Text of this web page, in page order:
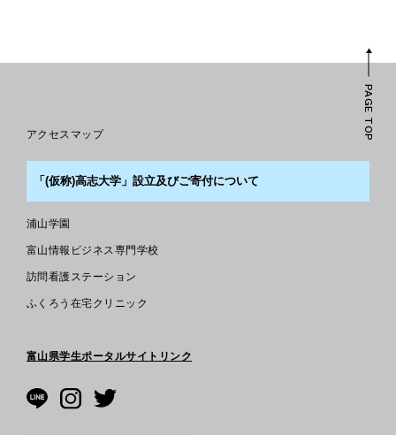
アクセスマップ
「(仮称)高志大学」設立及びご寄付について
浦山学園
富山情報ビジネス専門学校
訪問看護ステーション
ふくろう在宅クリニック
富山県学生ポータルサイトリンク
PAGE TOP